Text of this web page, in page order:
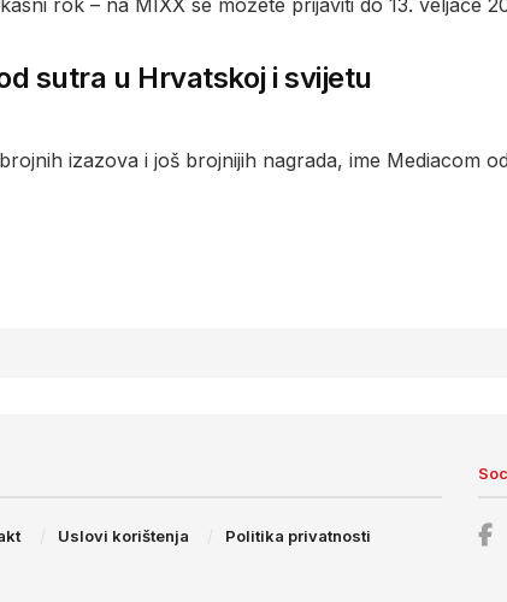
rok – na MIXX se možete prijaviti do 13. veljače
sutra u Hrvatskoj i svijetu
izazova i još brojnijih nagrada, ime Mediacom
Uslovi korištenja Politika privatnosti